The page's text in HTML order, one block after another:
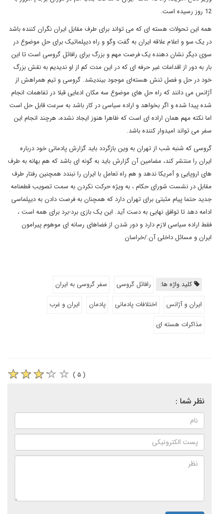
12 روز رسیده است.
همه این تحولات هسته ای که می تواند برای طرف مقابل ایران نگران کننده باشد
در یک سو و اعلام علاقه ایران به گفت وگو و راه دیپلماتیک برای حل موضوع در
سوی دیگر نشان دهنده یک فرصت مهم و بزرگ برای رافائل گروسی است تا این
بار به دور از اقدامات غیر حرفه ای که در این مدت کم از او ندیدیم به نقش بزرگ
خود در حل و فصل تنش هسته‌ای موجود بیندیشد. گروسی و تیم همراهش از
آژانس می دانند که راه حل های موضوع سه مکان ادعایی قبلا در تفاهمات انجام
شده پیدا شده و اگر بخواهد و اراده سیاسی در کار باشد به سرعت قابل حل است
اما نکته مهم همان اراده ای است که ظاهرا هنوز ایجاد نشده، هرچند انجام این
سفر می تواند امیدوار کننده باشد.
گروسی که شنبه شب از تهران به وین بازگردد باید گزارش پادمانی خود درباره
ایران را منتشر کند، مضامین آن گزارش باید به گونه ای باشد که هم بهانه به طرف
های اروپایی و آمریکا ندهد و هم راه تعامل با ایران را نبندد همچنین رفتار طرف
مقابل در نشست شورای حکام ، به ویژه حرکت نکردن به سمت تصویب قطعنامه
جدید حتما پیام مثبتی برای تهران دارد که همچنان به فرصت دادن به دیپلماسی
ادامه دهد تا توافق نهایی به دست آید. این یک بازی برد-برد برای همه است ،
فقط اراده سیاسی لازم دارد و دور شدن از فضاهای رسانه ای موهوم پیرامون
ایران و مسائل داخلی آن./خراسان
کلید واژه ها: رافائل گروسی
سفر گروسی به ایران
ایران و آژانس
اختلافات پادمانی پادمان
ایران و غرب
مذاکرات هسته ای
( ۵ )
نظر شما :